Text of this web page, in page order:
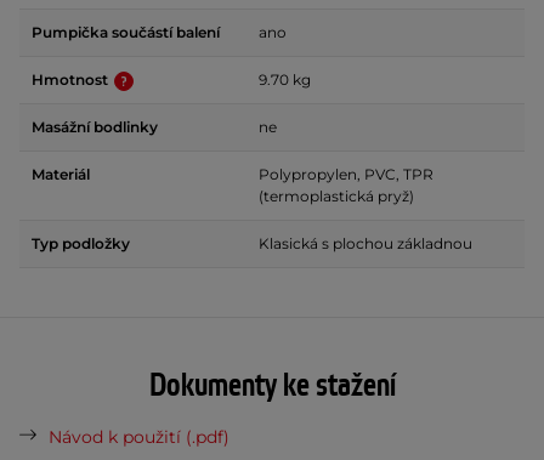
Pumpička součástí balení ano
Hmotnost 9.70 kg
Masážní bodlinky ne
Materiál
Polypropylen, PVC, TPR
(termoplastická pryž)
Typ podložky Klasická s plochou základnou
Dokumenty ke stažení
Návod k použití (.pdf)